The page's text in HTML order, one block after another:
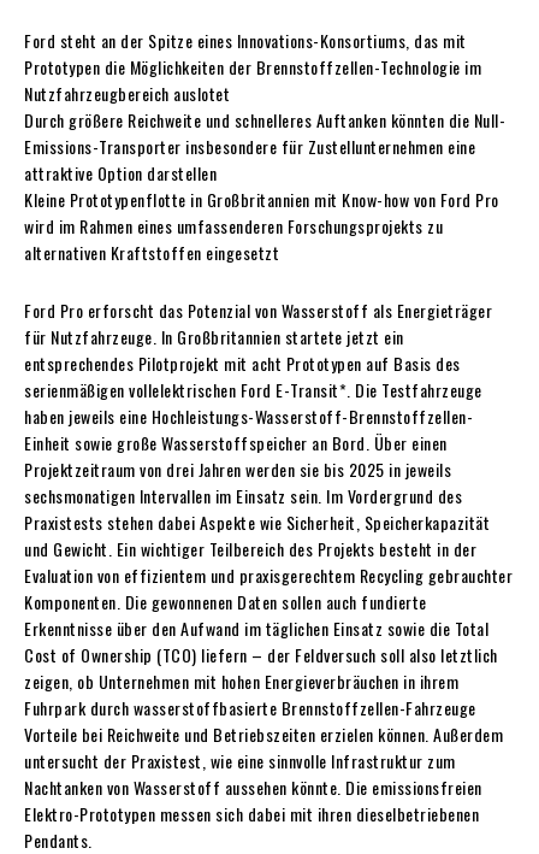
Ford steht an der Spitze eines Innovations-Konsortiums, das mit
Prototypen die Möglichkeiten der Brennstoffzellen-Technologie im
Nutzfahrzeugbereich auslotet
Durch größere Reichweite und schnelleres Auftanken könnten die Null-
Emissions-Transporter insbesondere für Zustellunternehmen eine
attraktive Option darstellen
Kleine Prototypenflotte in Großbritannien mit Know-how von Ford Pro
wird im Rahmen eines umfassenderen Forschungsprojekts zu
alternativen Kraftstoffen eingesetzt
Ford Pro erforscht das Potenzial von Wasserstoff als Energieträger
für Nutzfahrzeuge. In Großbritannien startete jetzt ein
entsprechendes Pilotprojekt mit acht Prototypen auf Basis des
serienmäßigen vollelektrischen Ford E-Transit*. Die Testfahrzeuge
haben jeweils eine Hochleistungs-Wasserstoff-Brennstoffzellen-
Einheit sowie große Wasserstoffspeicher an Bord. Über einen
Projektzeitraum von drei Jahren werden sie bis 2025 in jeweils
sechsmonatigen Intervallen im Einsatz sein. Im Vordergrund des
Praxistests stehen dabei Aspekte wie Sicherheit, Speicherkapazität
und Gewicht. Ein wichtiger Teilbereich des Projekts besteht in der
Evaluation von effizientem und praxisgerechtem Recycling gebrauchter
Komponenten. Die gewonnenen Daten sollen auch fundierte
Erkenntnisse über den Aufwand im täglichen Einsatz sowie die Total
Cost of Ownership (TCO) liefern – der Feldversuch soll also letztlich
zeigen, ob Unternehmen mit hohen Energieverbräuchen in ihrem
Fuhrpark durch wasserstoffbasierte Brennstoffzellen-Fahrzeuge
Vorteile bei Reichweite und Betriebszeiten erzielen können. Außerdem
untersucht der Praxistest, wie eine sinnvolle Infrastruktur zum
Nachtanken von Wasserstoff aussehen könnte. Die emissionsfreien
Elektro-Prototypen messen sich dabei mit ihren dieselbetriebenen
Pendants.